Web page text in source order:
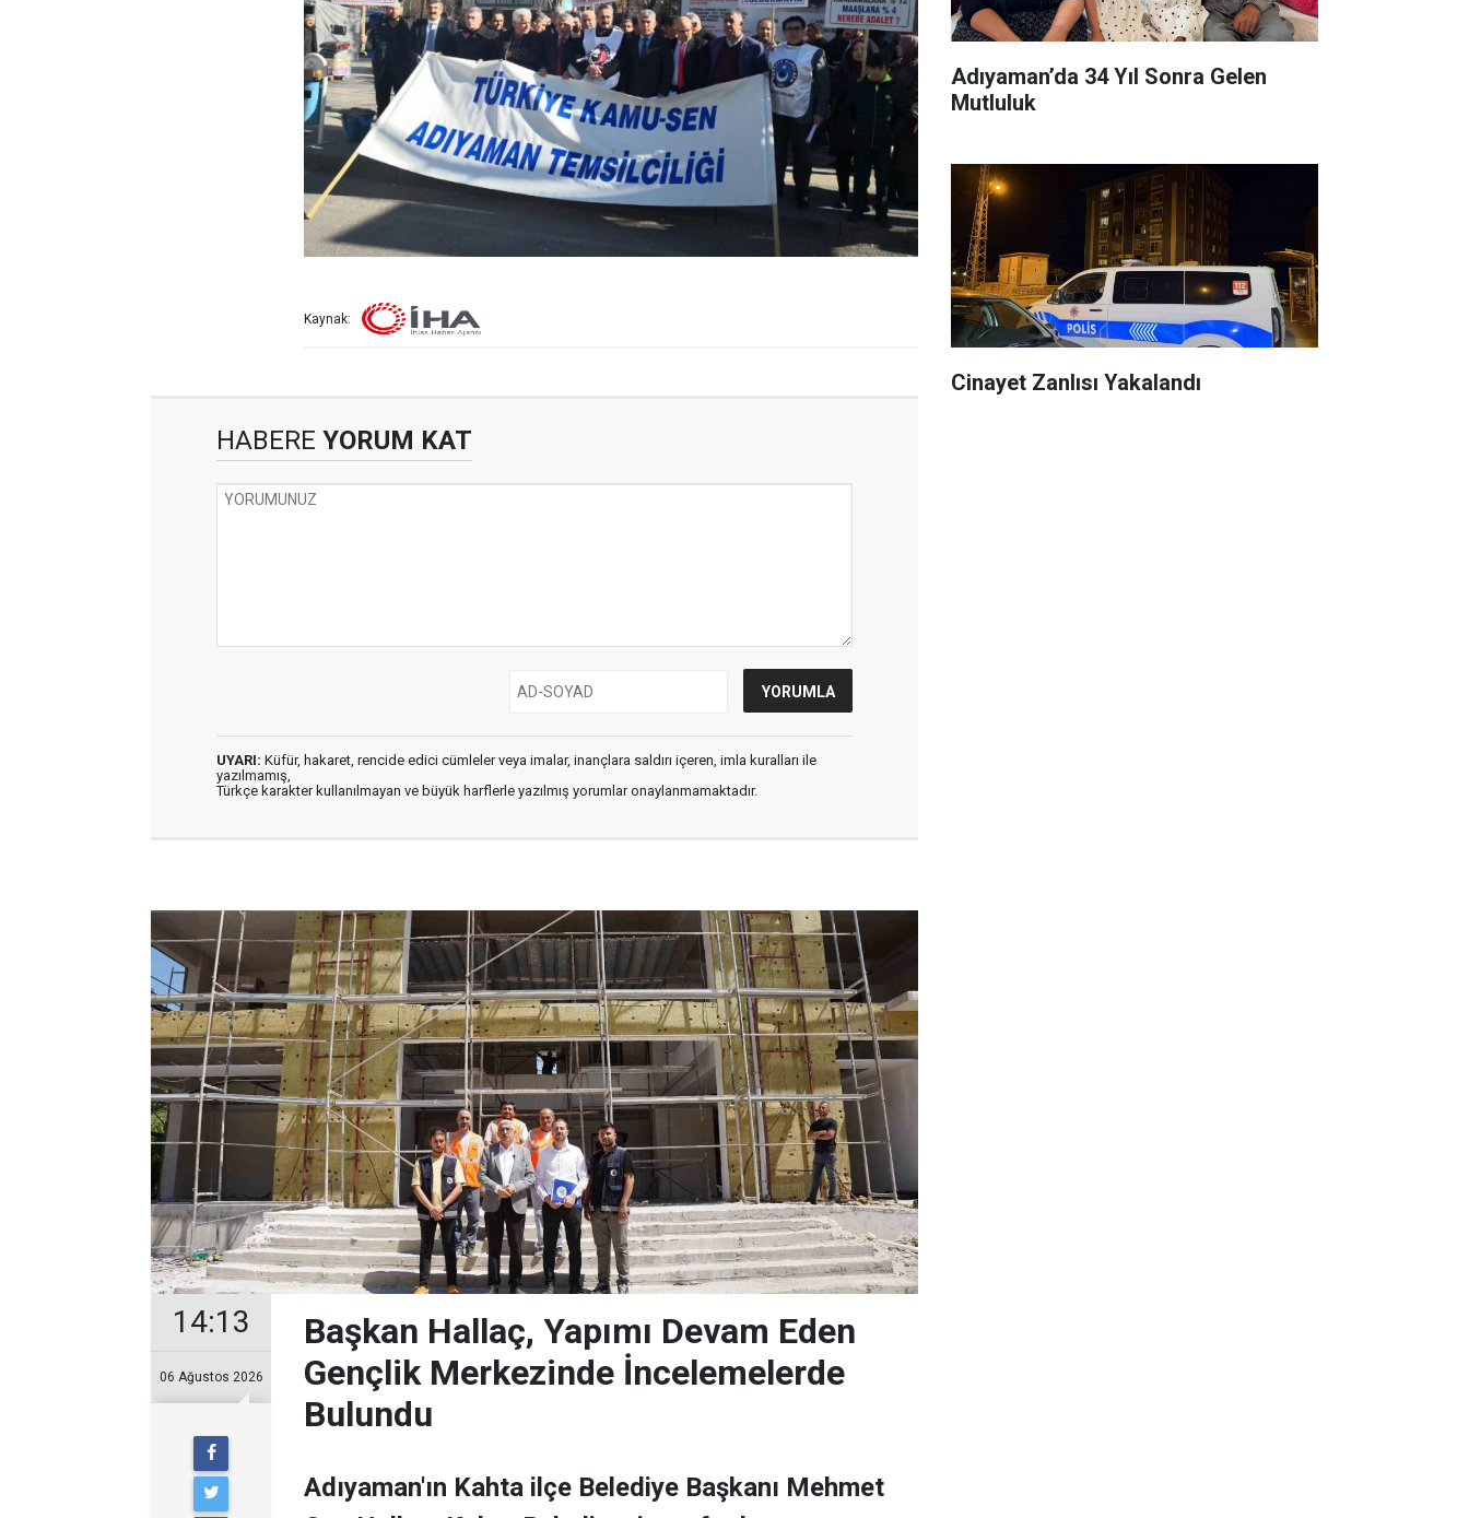
Kaynak:
HABERE YORUM KAT
UYARI: Küfür, hakaret, rencide edici cümleler veya imalar, inançlara saldırı içeren, imla kuralları ile
yazılmamış,
Türkçe karakter kullanılmayan ve büyük harflerle yazılmış yorumlar onaylanmamaktadır.
14:13
06 Ağustos 2026
Başkan Hallaç, Yapımı Devam Eden
Gençlik Merkezinde İncelemelerde
Bulundu
Adıyaman'ın Kahta ilçe Belediye Başkanı Mehmet
Adıyaman’da 34 Yıl Sonra Gelen
Mutluluk
Cinayet Zanlısı Yakalandı